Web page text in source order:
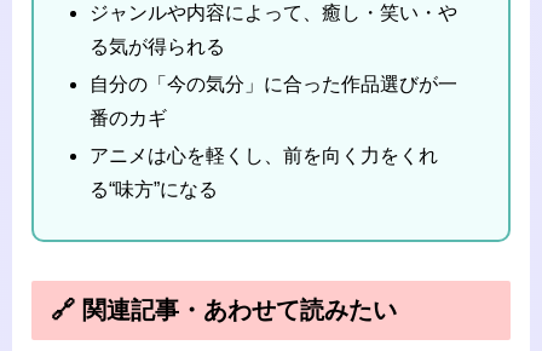
ジャンルや内容によって、癒し・笑い・や
る気が得られる
自分の「今の気分」に合った作品選びが一
番のカギ
アニメは心を軽くし、前を向く力をくれ
る“味方”になる
🔗 関連記事・あわせて読みたい